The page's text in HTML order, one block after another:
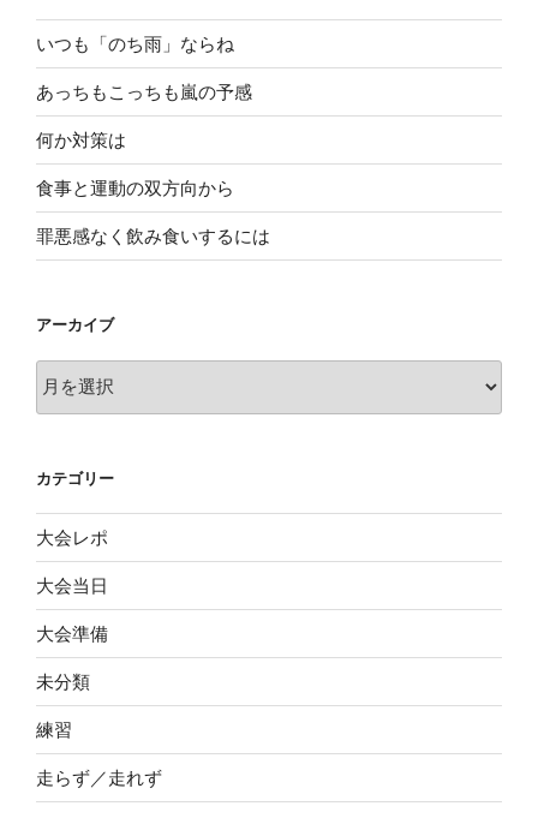
いつも「のち雨」ならね
あっちもこっちも嵐の予感
何か対策は
食事と運動の双方向から
罪悪感なく飲み食いするには
アーカイブ
ー
ブ
カテゴリー
大会レポ
大会当日
大会準備
未分類
練習
走らず／走れず